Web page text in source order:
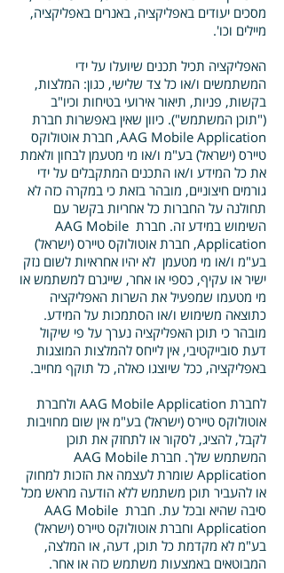
מסכים יעודים באפליקציה, באנרים באפליקציה,
מיילים וכו'.
האפליקציה תכיל תכנים שיועלו על ידי
המשתמשים ו/או כל צד שלישי, כגון: המלצות,
בקשות, פניות, תיאור אירועי בטיחות וכיו"ב
("תוכן המשתמש"). כיוון שאין באפשרות חברת
AAG Mobile Application, חברת אוטולוקס
טיירס (ישראל) בע"מ ו/או מי מטעמן לבחון ולאמת
את כל המידע ו/או התכנים המתקבלים על ידי
גורמים חיצוניים, מובהר בזאת כי במקרה כזה לא
תחולנה על החברות כל אחריות בקשר עם
השימוש במידע זה. חברת AAG Mobile
Application, חברת אוטולוקס טיירס (ישראל)
בע"מ ו/או מי מטעמן לא יהיו אחראיות לשום נזק
ישיר או עקיף, כספי או אחר, שייגרם למשתמש או
מי מטעמו שמפעיל את השרות האפליקציה
כתוצאה משימוש ו/או הסתמכות על המידע.
מובהר כי תוכן האפליקציה נערך על פי שיקול
דעת סובייקטיבי, אין לייחס להמלצות המוצגות
באפליקציה, ככל שיוצגו כאלה, כל תוקף מחייב.
לחברת AAG Mobile Application ולחברת
אוטולוקס טיירס (ישראל) בע"מ אין שום מחויבות
לקבל, להציג, לסקור או לתחזק את תוכן
המשתמש שלך. חברת AAG Mobile
Application שומרת לעצמה את הזכות למחוק
או להעביר תוכן משתמש ללא הודעה מראש מכל
סיבה שהיא ובכל עת. חברת AAG Mobile
Application וחברת אוטולוקס טיירס (ישראל)
בע"מ לא מקדמת כל תוכן, דעה, או המלצה,
המבוטאים באמצעות משתמש כזה או אחר.